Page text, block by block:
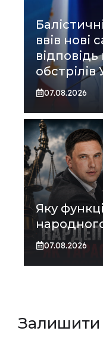
ввів нові
обстрілів
07.08.2026
Яку
07.08.2026
Залишити